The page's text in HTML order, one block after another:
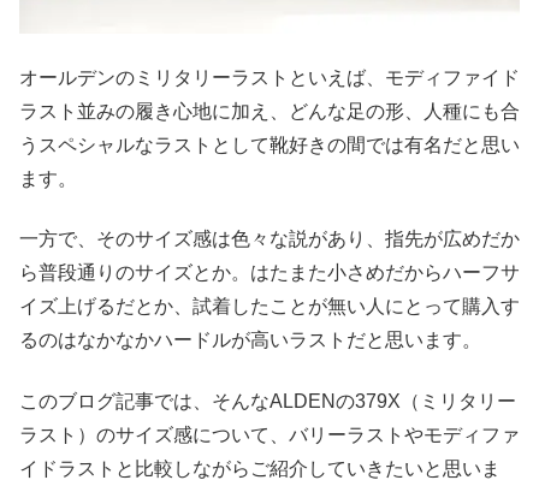
オールデンのミリタリーラストといえば、モディファイド
ラスト並みの履き心地に加え、どんな足の形、人種にも合
うスペシャルなラストとして靴好きの間では有名だと思い
ます。
一方で、そのサイズ感は色々な説があり、指先が広めだか
ら普段通りのサイズとか。はたまた小さめだからハーフサ
イズ上げるだとか、試着したことが無い人にとって購入す
るのはなかなかハードルが高いラストだと思います。
このブログ記事では、そんなALDENの379X（ミリタリー
ラスト）のサイズ感について、バリーラストやモディファ
イドラストと比較しながらご紹介していきたいと思いま